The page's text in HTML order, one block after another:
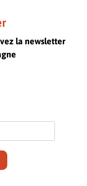
la newsletter